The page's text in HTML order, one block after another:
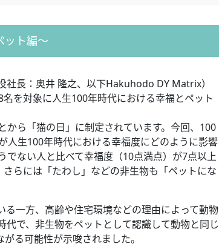
ット編～
長：奥井 隆之、以下Hakuhodo DY Matrix）
を対象に人生100年時代における幸福とペット
ら「猫の日」に制定されています。今回、100
人生100年時代における幸福度にどのように影響
でない人と比べて幸福度（10点満点）が7点以上
らには「たわし」などの非生物も「ペットにな
一方、高齢や住宅環境などの理由によって動物
で、非生物をペットとして認識して動物と同じ
る可能性が示唆されました。